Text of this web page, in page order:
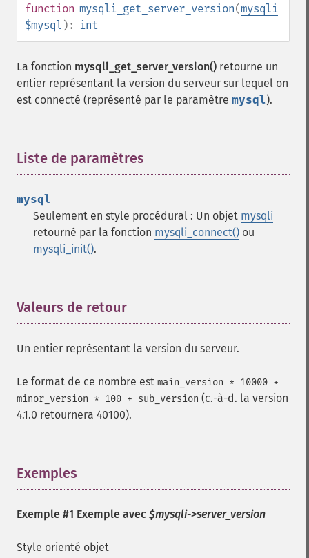
function mysqli_get_server_version(mysqli
$mysql ): int
La fonction mysqli_get_server_version() retourne un
entier représentant la version du serveur sur lequel on
est connecté (représenté par le paramètre mysql).
Liste de paramètres
mysql
Seulement en style procédural : Un objet mysqli
retourné par la fonction mysqli_connect() ou
mysqli_init().
Valeurs de retour
Un entier représentant la version du serveur.
Le format de ce nombre est main_version * 10000 +
minor_version * 100 + sub_version (c.-à-d. la version
4.1.0 retournera 40100).
Exemples
Exemple #1 Exemple avec $mysqli->server_version
Style orienté objet